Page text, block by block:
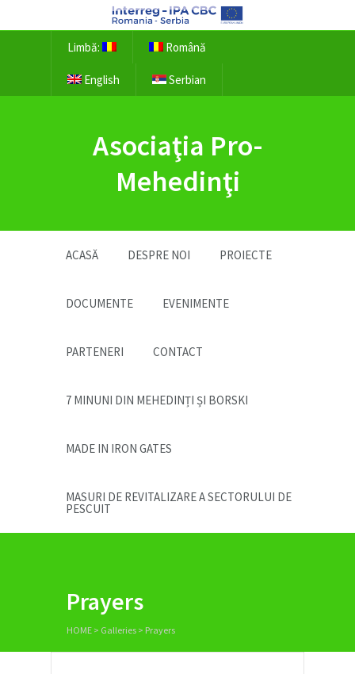
Limbă: Română
English Serbian
Asociaţia Pro-
Mehedinţi
ACASĂ DESPRE NOI PROIECTE
DOCUMENTE EVENIMENTE
PARTENERI CONTACT
7 MINUNI DIN MEHEDINȚI ȘI BORSKI
MADE IN IRON GATES
MASURI DE REVITALIZARE A SECTORULUI DE
PESCUIT
Prayers
HOME > Galleries > Prayers